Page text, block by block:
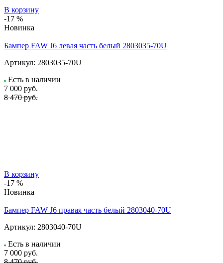
В корзину
-17 %
Новинка
Бампер FAW J6 левая часть белый 2803035-70U
Артикул: 2803035-70U
Есть в наличии
7 000 руб.
8 470 руб.
В корзину
-17 %
Новинка
Бампер FAW J6 правая часть белый 2803040-70U
Артикул: 2803040-70U
Есть в наличии
7 000 руб.